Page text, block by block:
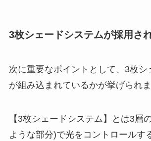
3枚シェードシステムが採用さ
次に重要なポイントとして、3枚シ
が組み込まれているかが挙げられま
【3枚シェードシステム】とは3層
ような部分)で光をコントロールす